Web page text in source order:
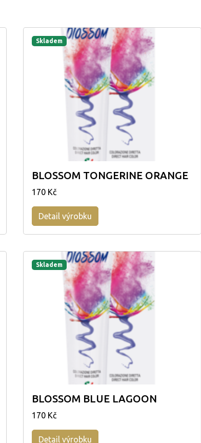
Skladem
BLOSSOM TONGERINE ORANGE
170 Kč
Detail výrobku
Skladem
BLOSSOM BLUE LAGOON
170 Kč
Detail výrobku